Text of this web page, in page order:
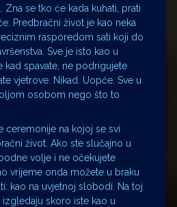
Zna se tko će kada kuhati, prati
Predbračni život je kao neka
rasporedom sati koji do
Sve je isto kao u
kad spavate, ne podrigujete
vjetrove. Nikad. Uopće. Sve u
osobom nego što to
ceremonije na kojoj se svi
život. Ako ste slučajno u
volje i ne očekujete
vrijeme onda možete u braku
kao na uvjetnoj slobodi. Na toj
skoro iste kao u